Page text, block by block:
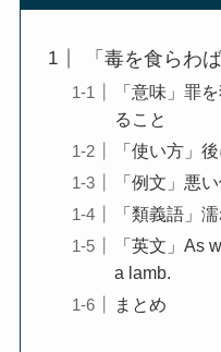
「毒を食らわ
「意味」罪
ること
「使い方」
「例文」悪
「類義語」
「英文」As
a lamb.
まとめ